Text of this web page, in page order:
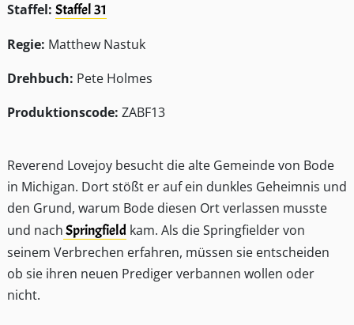
Staffel: Staffel 31
Regie: Matthew Nastuk
Drehbuch: Pete Holmes
Produktionscode: ZABF13
Reverend Lovejoy besucht die alte Gemeinde von Bode
in Michigan. Dort stößt er auf ein dunkles Geheimnis und
den Grund, warum Bode diesen Ort verlassen musste
und nachSpringfield kam. Als die Springfielder von
seinem Verbrechen erfahren, müssen sie entscheiden
ob sie ihren neuen Prediger verbannen wollen oder
nicht.